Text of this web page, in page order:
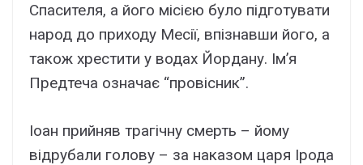
Спасителя, а його місією було підготувати
народ до приходу Месії, впізнавши його, а
також хрестити у водах Йордану. Ім’я
Предтеча означає “провісник”.
Іоан прийняв трагічну смерть – йому
відрубали голову – за наказом царя Ірода